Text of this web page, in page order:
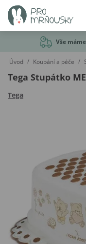
Vše
Úvod / Koupání a péče /
Tega Stupátko
Tega